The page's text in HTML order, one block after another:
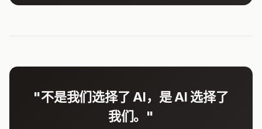
"不是我们选择了 AI，是 AI 选择了
我们。"